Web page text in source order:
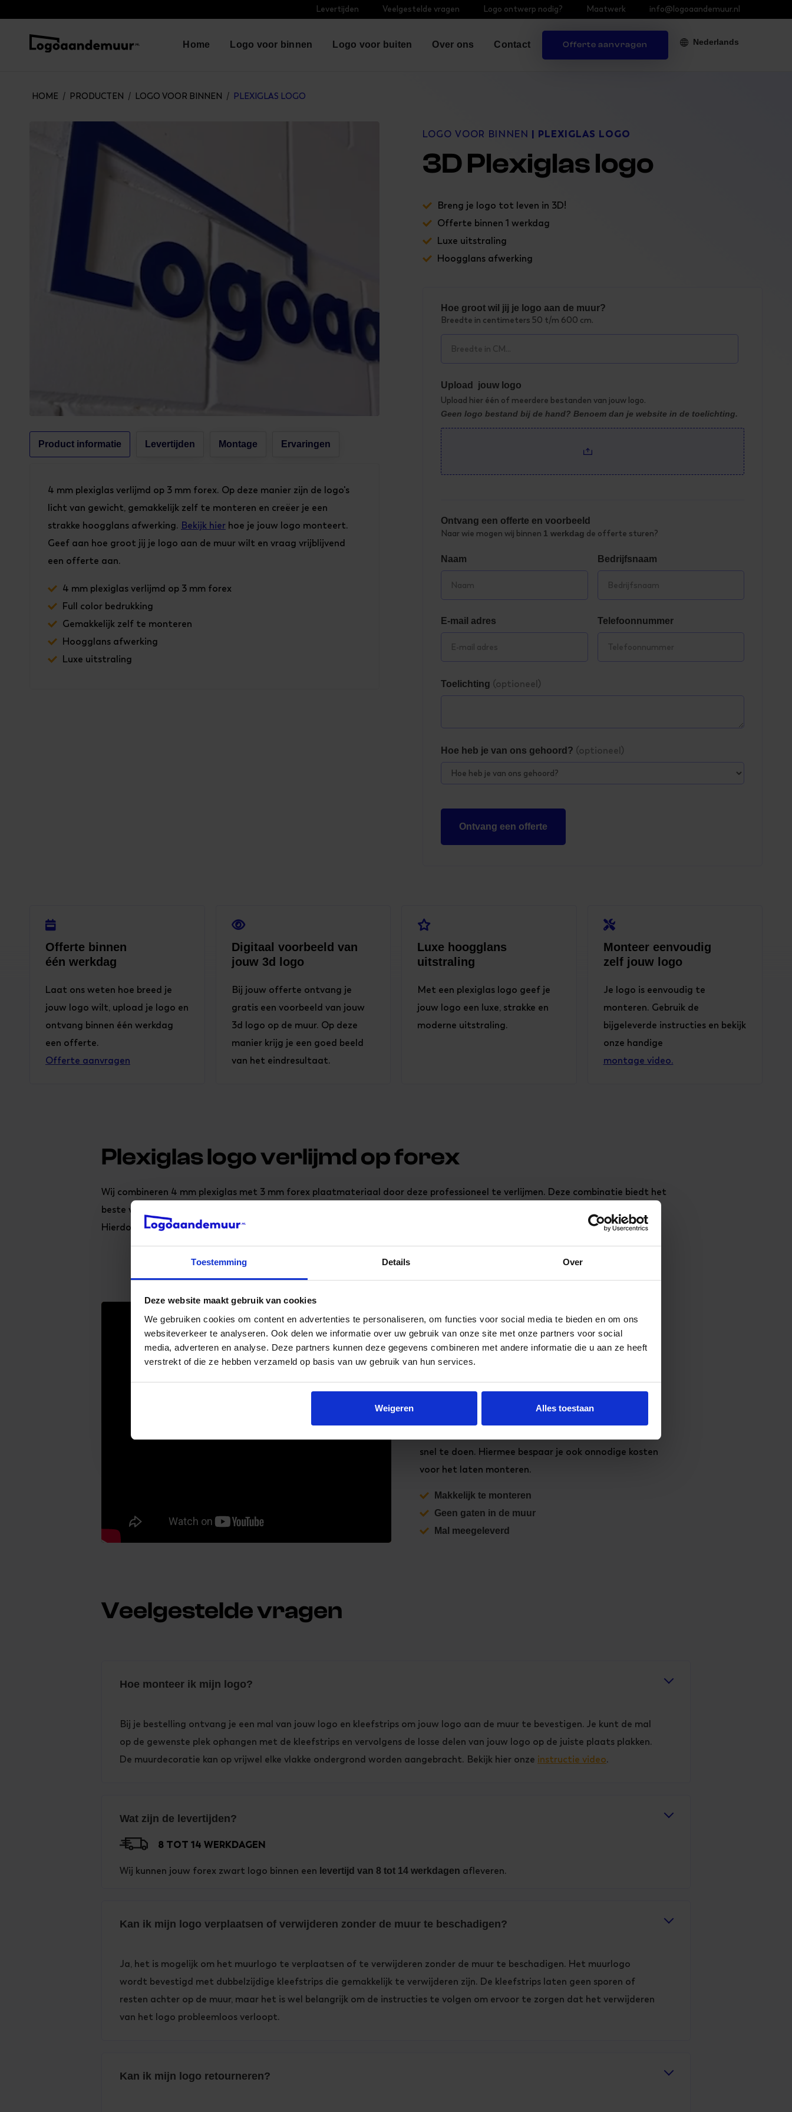
Toestemming Details Over
Deze website maakt gebruik van cookies
We gebruiken cookies om content en advertenties te personaliseren, om functies voor social media te bieden en om ons
websiteverkeer te analyseren. Ook delen we informatie over uw gebruik van onze site met onze partners voor social
media, adverteren en analyse. Deze partners kunnen deze gegevens combineren met andere informatie die u aan ze heeft
verstrekt of die ze hebben verzameld op basis van uw gebruik van hun services.
Weigeren Alles toestaan
Levertijden Veelgestelde vragen Logo ontwerp nodig? Maatwerk info@logoaandemuur.nl
Home Logo voor binnen Logo voor buiten Over ons Contact Offerte aanvragen Nederlands
HOME / PRODUCTEN / LOGO VOOR BINNEN / PLEXIGLAS LOGO
Product informatie Levertijden Montage Ervaringen
4 mm plexiglas verlijmd op 3 mm forex. Op deze manier zijn de logo's
licht van gewicht, gemakkelijk zelf te monteren en creëer je een
strakke hoogglans afwerking. Bekijk hier hoe je jouw logo monteert.
Geef aan hoe groot jij je logo aan de muur wilt en vraag vrijblijvend
een offerte aan.
4 mm plexiglas verlijmd op 3 mm forex
Full color bedrukking
Gemakkelijk zelf te monteren
Hoogglans afwerking
Luxe uitstraling
LOGO VOOR BINNEN | PLEXIGLAS LOGO
3D Plexiglas logo
Breng je logo tot leven in 3D!
Offerte binnen 1 werkdag
Luxe uitstraling
Hoogglans afwerking
Hoe groot wil jij je logo aan de muur?
Breedte in centimeters 50 t/m 600 cm.
Upload jouw logo
Upload hier één of meerdere bestanden van jouw logo.
Geen logo bestand bij de hand? Benoem dan je website in de toelichting.
Ontvang een offerte en voorbeeld
Naar wie mogen wij binnen 1 werkdag de offerte sturen?
Naam Bedrijfsnaam
E-mail adres Telefoonnummer
Toelichting (optioneel)
Hoe heb je van ons gehoord? (optioneel)

Offerte binnen
één werkdag
Laat ons weten hoe breed je
jouw logo wilt, upload je logo en
ontvang binnen één werkdag
een offerte.
Offerte aanvragen

Digitaal voorbeeld van
jouw 3d logo
Bij jouw offerte ontvang je
gratis een voorbeeld van jouw
3d logo op de muur. Op deze
manier krijg je een goed beeld
van het eindresultaat.

Luxe hoogglans
uitstraling
Met een plexiglas logo geef je
jouw logo een luxe, strakke en
moderne uitstraling.

Monteer eenvoudig
zelf jouw logo
Je logo is eenvoudig te
monteren. Gebruik de
bijgeleverde instructies en bekijk
onze handige
montage video.
Plexiglas logo verlijmd op forex
Wij combineren 4 mm plexiglas met 3 mm forex plaatmateriaal door deze professioneel te verlijmen. Deze combinatie biedt het
beste van twee werelden: de luxe uitstraling en glans van plexiglas, samen met de stevigheid en het lichte gewicht van forex.
Hierdoor is het eindresultaat niet alleen hoogwaardig, maar ook eenvoudig te monteren – perfect voor elke ruimte!
Hoemonteerje
jouw 3D logo op de
muur?
snel te doen. Hiermee bespaar je ook onnodige kosten
voor het laten monteren.
Makkelijk te monteren
Geen gaten in de muur
Mal meegeleverd
Veelgestelde vragen
Hoe monteer ik mijn logo?
Bij je bestelling ontvang je een mal van jouw logo en kleefstrips om jouw logo aan de muur te bevestigen. Je kunt de mal
op de gewenste plek ophangen met de kleefstrips en vervolgens de losse delen van jouw logo op de juiste plaats plakken.
De muurdecoratie kan op vrijwel elke vlakke ondergrond worden aangebracht. Bekijk hier onze instructie video.
Wat zijn de levertijden?
8 TOT 14 WERKDAGEN
Wij kunnen jouw forex zwart logo binnen een levertijd van 8 tot 14 werkdagen afleveren.
Kan ik mijn logo verplaatsen of verwijderen zonder de muur te beschadigen?
Ja, het is mogelijk om het muurlogo te verplaatsen of te verwijderen zonder de muur te beschadigen. Het muurlogo
wordt bevestigd met dubbelzijdige kleefstrips die gemakkelijk te verwijderen zijn. De kleefstrips laten geen sporen of
resten achter op de muur, maar het is wel belangrijk om de instructies te volgen om ervoor te zorgen dat het verwijderen
van het logo probleemloos verloopt.
Kan ik mijn logo retourneren?